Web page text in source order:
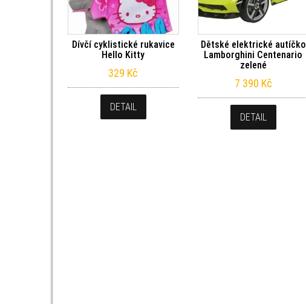
Dívčí cyklistické rukavice
Hello Kitty
329 Kč
DETAIL
Dětské elektrické autíčko
Lamborghini Centenario
zelené
7 390 Kč
DETAIL